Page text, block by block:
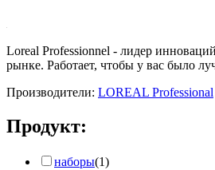
Loreal Professionnel - лидер
рынке. Работает, чтобы у вас было
Производители: LOREAL Professional
Продукт:
наборы(1)